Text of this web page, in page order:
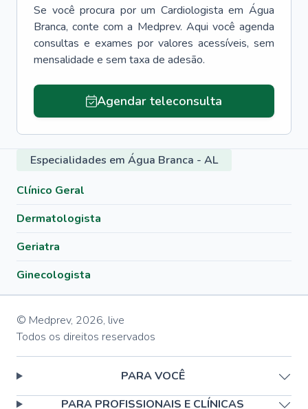
Se você procura por um Cardiologista em Água
Branca, conte com a Medprev. Aqui você agenda
consultas e exames por valores acessíveis, sem
mensalidade e sem taxa de adesão.
Agendar teleconsulta
Especialidades em Água Branca - AL
Clínico Geral
Dermatologista
Geriatra
Ginecologista
© Medprev, 2026, live
Todos os direitos reservados
PARA VOCÊ
PARA PROFISSIONAIS E CLÍNICAS